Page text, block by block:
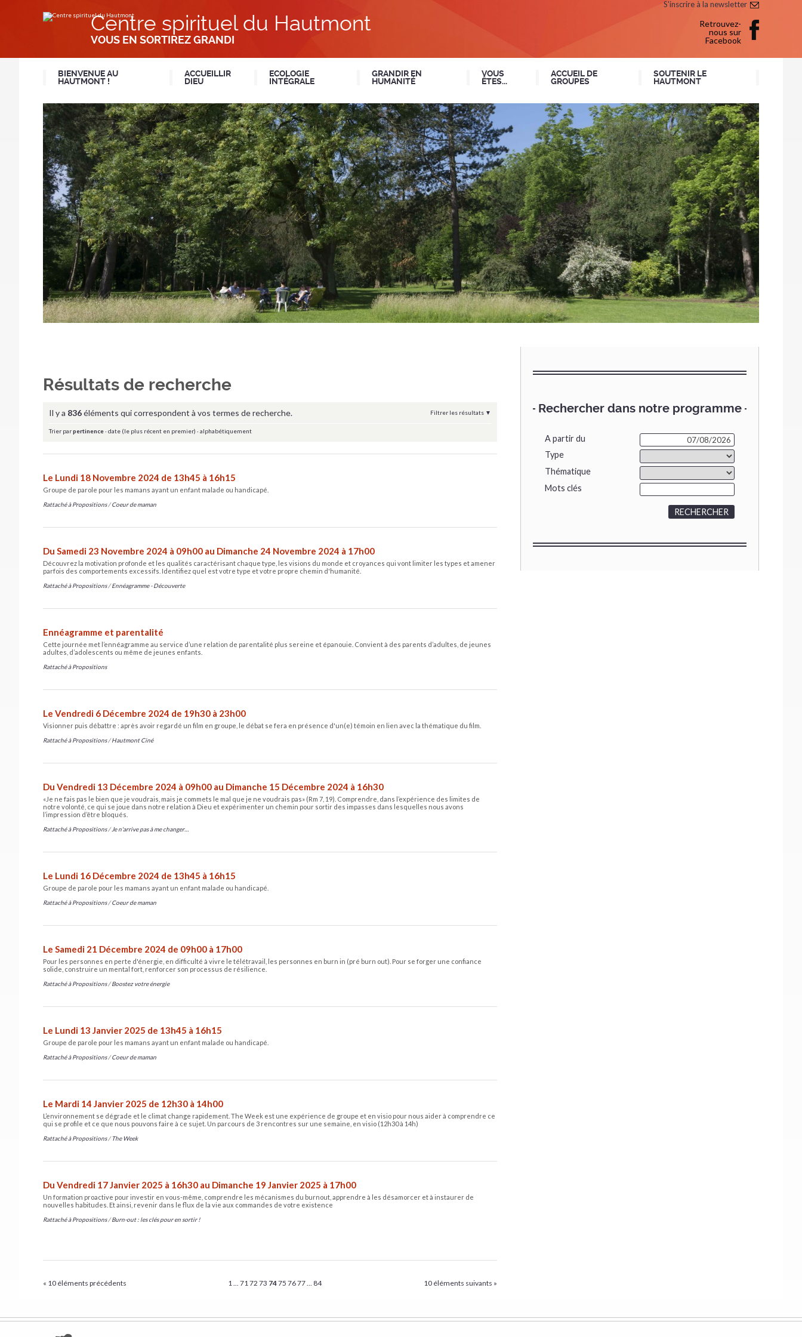
contenu.
S'inscrire à la newsletter
Retrouvez-
nous sur
Facebook
Centre spirituel du Hautmont
VOUS EN SORTIREZ GRANDI
BIENVENUE AU
HAUTMONT !
ACCUEILLIR
DIEU
ECOLOGIE
INTÉGRALE
GRANDIR EN
HUMANITÉ
VOUS
ÊTES...
ACCUEIL DE
GROUPES
SOUTENIR LE
HAUTMONT
Rechercher dans notre programme
A partir du
Type
Thématique
Mots clés
Résultats de recherche
Il y a 836éléments qui correspondent à vos termes de recherche. Filtrer les résultats
Trier parpertinence· date (le plus récent en premier) · alphabétiquement
Le Lundi 18 Novembre 2024 de 13h45 à 16h15
Groupe de parole pour les mamans ayant un enfant malade ou handicapé.
Rattaché à Propositions /Coeur de maman
Du Samedi 23 Novembre 2024 à 09h00 au Dimanche 24 Novembre 2024 à 17h00
Découvrez la motivation profonde et les qualités caractérisant chaque type, les visions du monde et croyances qui vont limiter les types et amener
parfois des comportements excessifs. Identifiez quel est votre type et votre propre chemin d'humanité.
Rattaché à Propositions /Ennéagramme - Découverte
Ennéagramme et parentalité
Cette journée met l’ennéagramme au service d’une relation de parentalité plus sereine et épanouie. Convient à des parents d’adultes, de jeunes
adultes, d’adolescents ou même de jeunes enfants.
Rattaché à Propositions
Le Vendredi 6 Décembre 2024 de 19h30 à 23h00
Visionner puis débattre : après avoir regardé un film en groupe, le débat se fera en présence d'un(e) témoin en lien avec la thématique du film.
Rattaché à Propositions /Hautmont Ciné
Du Vendredi 13 Décembre 2024 à 09h00 au Dimanche 15 Décembre 2024 à 16h30
«Je ne fais pas le bien que je voudrais, mais je commets le mal que je ne voudrais pas» (Rm 7, 19). Comprendre, dans l’expérience des limites de
notre volonté, ce qui se joue dans notre relation à Dieu et expérimenter un chemin pour sortir des impasses dans lesquelles nous avons
l’impression d’être bloqués.
Rattaché à Propositions /Je n'arrive pas à me changer…
Le Lundi 16 Décembre 2024 de 13h45 à 16h15
Groupe de parole pour les mamans ayant un enfant malade ou handicapé.
Rattaché à Propositions /Coeur de maman
Le Samedi 21 Décembre 2024 de 09h00 à 17h00
Pour les personnes en perte d'énergie, en difficulté à vivre le télétravail, les personnes en burn in (pré burn out). Pour se forger une confiance
solide, construire un mental fort, renforcer son processus de résilience.
Rattaché à Propositions /Boostez votre énergie
Le Lundi 13 Janvier 2025 de 13h45 à 16h15
Groupe de parole pour les mamans ayant un enfant malade ou handicapé.
Rattaché à Propositions /Coeur de maman
Le Mardi 14 Janvier 2025 de 12h30 à 14h00
L’environnement se dégrade et le climat change rapidement. The Week est une expérience de groupe et en visio pour nous aider à comprendre ce
qui se profile et ce que nous pouvons faire à ce sujet. Un parcours de 3 rencontres sur une semaine, en visio (12h30 à 14h)
Rattaché à Propositions /The Week
Du Vendredi 17 Janvier 2025 à 16h30 au Dimanche 19 Janvier 2025 à 17h00
Un formation proactive pour investir en vous-même, comprendre les mécanismes du burnout, apprendre à les désamorcer et à instaurer de
nouvelles habitudes. Et ainsi, revenir dans le flux de la vie aux commandes de votre existence
Rattaché à Propositions /Burn-out : les clés pour en sortir !
« 10 éléments précédents 10 éléments suivants »
1 ...71 72 73 7475 7677 84